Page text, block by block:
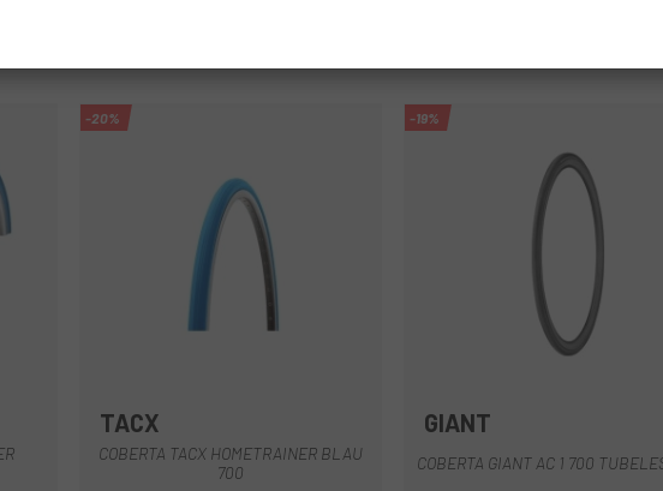
-20%
TACX
COBERTA TACX HOMETRAINER BLAU
700
-19%
GIANT
COBERTA GIANT AC 1 700